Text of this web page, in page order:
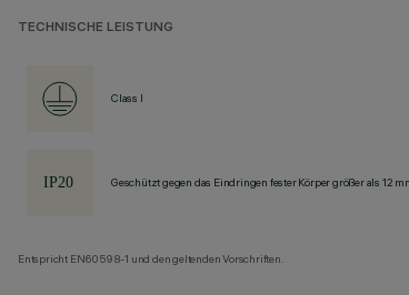
TECHNISCHE LEISTUNG
Class I
Geschützt gegen das Eindringen fester Körper größer als 12
Entspricht EN60598-1 und den geltenden Vorschriften.